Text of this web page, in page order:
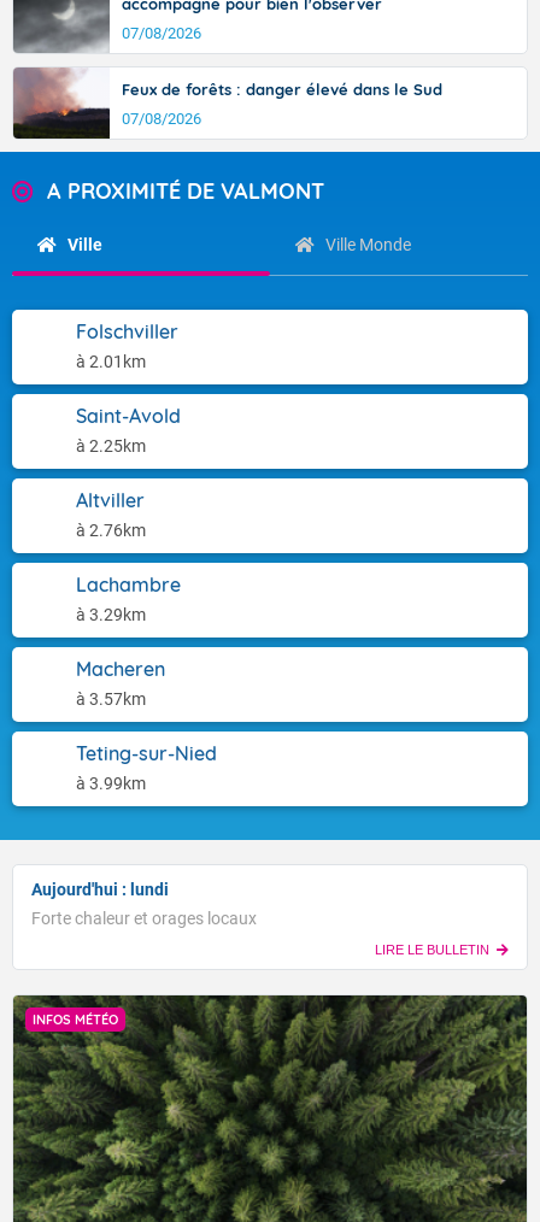
07/08/2026
Feux de forêts : danger élevé dans le Sud
07/08/2026
A PROXIMITÉ DE VALMONT
Ville Ville Monde
Folschviller
à 2.01km
Saint-Avold
à 2.25km
Altviller
à 2.76km
Lachambre
à 3.29km
Macheren
à 3.57km
Teting-sur-Nied
à 3.99km
Aujourd'hui : lundi
Forte chaleur et orages locaux
LIRE LE BULLETIN
INFOS MÉTÉO